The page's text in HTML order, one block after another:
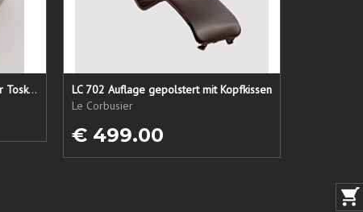
Lederpflege-Set ein Gruß aus der Toskana...
LC 702 Auflage gepolstert mit Kopfkissen
Le Corbusier
€ 499.00